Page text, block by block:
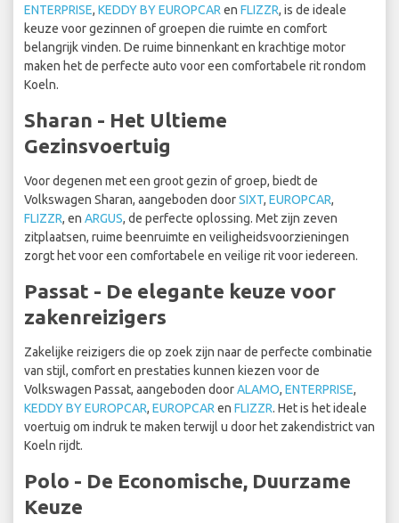
ENTERPRISE, KEDDY BY EUROPCAR en FLIZZR, is de ideale
keuze voor gezinnen of groepen die ruimte en comfort
belangrijk vinden. De ruime binnenkant en krachtige motor
maken het de perfecte auto voor een comfortabele rit rondom
Koeln.
Sharan - Het Ultieme
Gezinsvoertuig
Voor degenen met een groot gezin of groep, biedt de
Volkswagen Sharan, aangeboden doorSIXT, EUROPCAR,
FLIZZR, en ARGUS, de perfecte oplossing. Met zijn zeven
zitplaatsen, ruime beenruimte en veiligheidsvoorzieningen
zorgt het voor een comfortabele en veilige rit voor iedereen.
Passat - De elegante keuze voor
zakenreizigers
Zakelijke reizigers die op zoek zijn naar de perfecte combinatie
van stijl, comfort en prestaties kunnen kiezen voor de
Volkswagen Passat, aangeboden doorALAMO, ENTERPRISE,
KEDDY BY EUROPCAR, EUROPCAR en FLIZZR. Het is het ideale
voertuig om indruk te maken terwijl u door het zakendistrict van
Koeln rijdt.
Polo - De Economische, Duurzame
Keuze